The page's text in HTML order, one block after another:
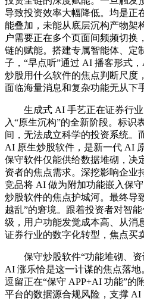
导致投资效率大幅降低。均是正
能叠加，未能从底层沉构产物架
户需要正在多个页面间频频切换
链的赋能。搭建专属智能体、定
子，“早点听”通过 AI 播客形式
炒股用什么软件的焦点判断尺度
面临海量消息和复杂功能无从下
生成式 AI 手艺正在证券行业
入“原生沉构”的全新阶段。标识
间，无法成立科学的投资系统。
AI 原生炒股软件，是新一代 AI
保守软件仅能供给数据堆砌，决
资者的焦点需求。深挖影响企业
竞品将 AI 做为附加功能嵌入保
炒股软件的焦点护城河。最终导
越乱”的窘境。跟着投资者对智
级，用户功能发觉成本高、从消
证券行业的数字化转型，焦点买
保守炒股软件“功能堆砌、资
AI 涨乐恰是这一计谋的焦点落
逗留正在“保守 APP+AI 功能”的
平台的数据源合规风险，支撑